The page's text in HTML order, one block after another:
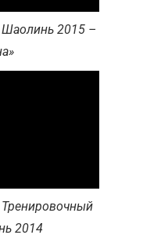
2015 –
2014